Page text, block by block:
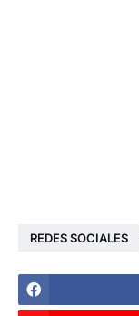
REDES SOCIALES